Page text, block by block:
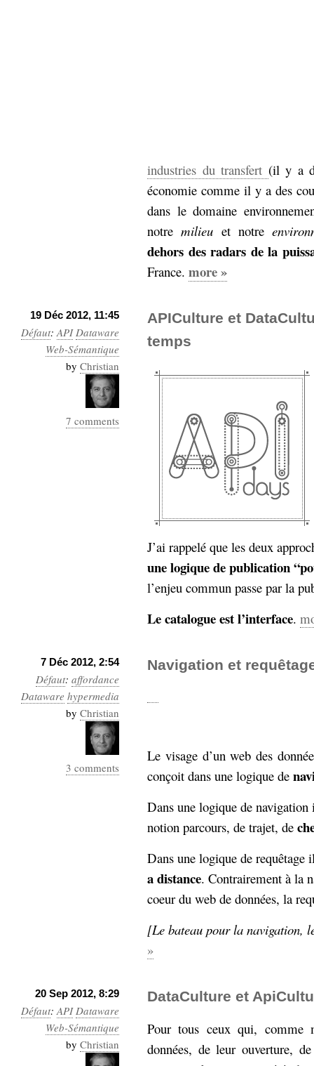
industries du transfert (il y a
économie comme il y a des
dans le domaine
notremilieu et notre
dehors des radars de la
France. more »
19 Déc 2012, 11:45
Défaut:API Dataware
Web-Sémantique
by Christian
7 comments
APICulture et
temps
J’ai rappelé que les deux
une logique de publication
l’enjeu commun passe par la
Le catalogue est l’interface.
7 Déc 2012, 2:54
Défaut: affordance
Dataware hypermedia
by Christian
3 comments
Navigation et
Le visage d’un web des
conçoit dans une logique de
Dans une logique de
notion parcours, de trajet, de
Dans une logique de requêtage
a distance. Contrairement à la
coeur du web de données, la
[Le bateau pour la navigation,
»
20 Sep 2012, 8:29
Défaut:API Dataware
Web-Sémantique
by Christian
DataCulture et
Pour tous ceux qui, comme
données, de leur ouverture,